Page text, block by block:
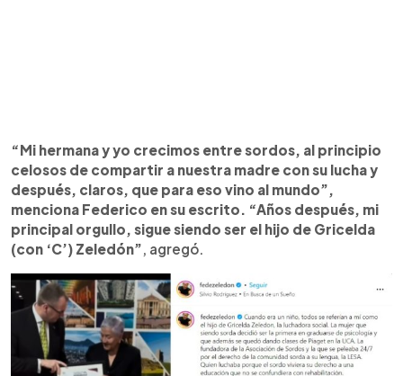
“Mi hermana y yo crecimos entre sordos, al principio
celosos de compartir a nuestra madre con su lucha y
después, claros, que para eso vino al mundo”,
menciona Federico en su escrito. “Años después, mi
principal orgullo, sigue siendo ser el hijo de Gricelda
(con ‘C’) Zeledón” , agregó.